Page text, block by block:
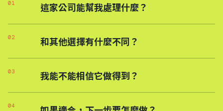
01 這家公司能幫我處理什麼？
02 和其他選擇有什麼不同？
03 我能不能相信它做得到？
04